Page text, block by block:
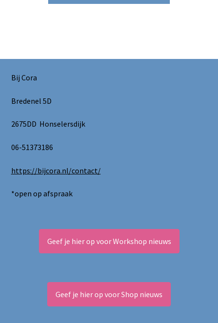
Bij Cora
Bredenel 5D
2675DD Honselersdijk
06-51373186
https://bijcora.nl/contact/
*open op afspraak
Geef je hier op voor Workshop nieuws
Geef je hier op voor Shop nieuws